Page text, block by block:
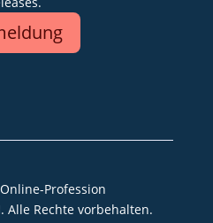
Online-Profession
Alle Rechte vorbehalten.